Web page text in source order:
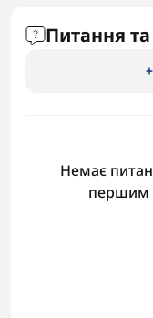
Питання та
Немає
першим